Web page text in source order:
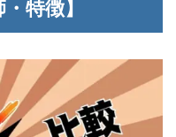
特徴】